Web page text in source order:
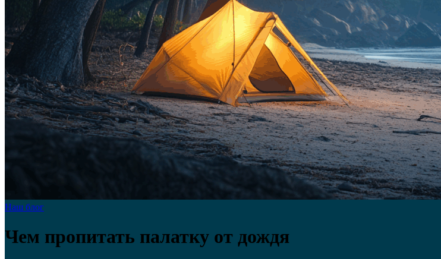
Наш блог
Чем пропитать палатку от дождя